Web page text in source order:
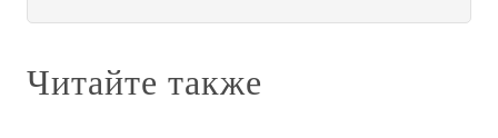
Читайте также